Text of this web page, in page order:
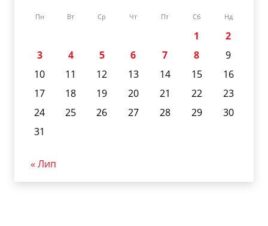
Пн Вт Ср Чт Пт Сб Нд
1
2
3
4 5 6 7 8
9
10
11 12 13 14 15
16
17
18 19 20 21 22
23
24
25 26 27 28 29
30
31
« Лип